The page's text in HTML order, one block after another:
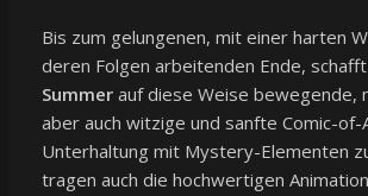
Bis zum gelungenen, mit einer harten
deren Folgen arbeitenden Ende,
Summerauf diese Weise bewegende,
aber auch witzige und sanfte Comic-of-
Unterhaltung mit Mystery-Elementen
tragen auch die hochwertigen